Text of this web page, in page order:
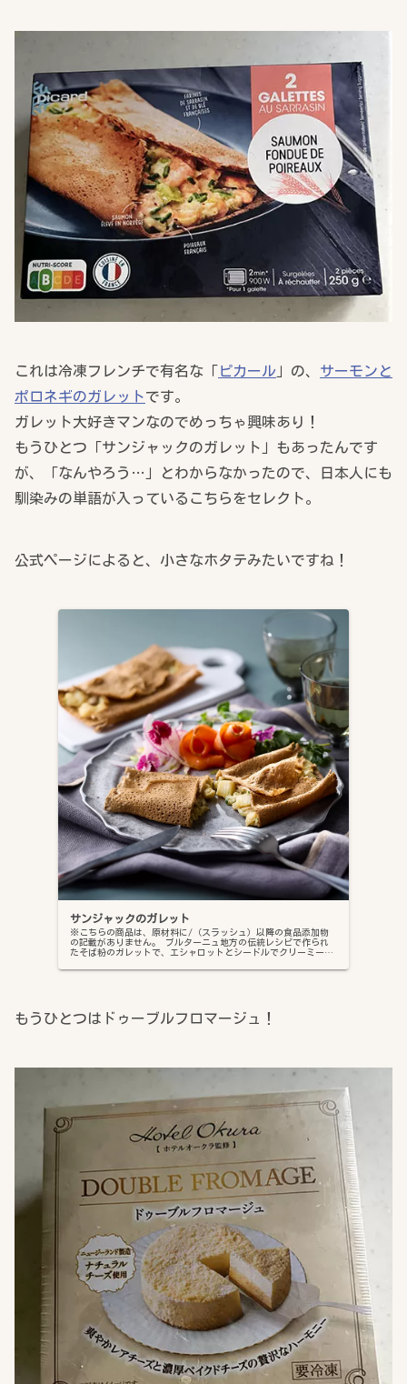
これは冷凍フレンチで有名な「 ピカール 」の、 サーモンと
ポロネギのガレットです。
ガレット大好きマンなのでめっちゃ興味あり！
もうひとつ「サンジャックのガレット」もあったんです
が、「なんやろう…」とわからなかったので、日本人にも
馴染みの単語が入っているこちらをセレクト。
公式ページによると、小さなホタテみたいですね！
サンジャックのガレット
※こちらの商品は、原材料に/（スラッシュ）以降の食品添加物
の記載がありません。 ブルターニュ地方の伝統レシピで作られ
たそば粉のガレットで、エシャロットとシードルでクリーミーに
お食事に…
もうひとつはドゥーブルフロマージュ！